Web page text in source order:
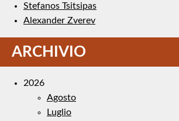
Stefanos Tsitsipas
Alexander Zverev
ARCHIVIO
2026
Agosto
Luglio